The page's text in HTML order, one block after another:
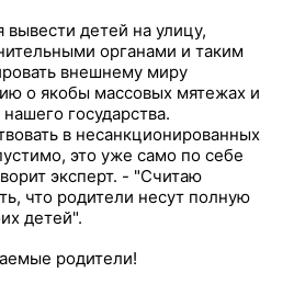
детей на улицу,
органами и таким
внешнему миру
о якобы массовых мятежах и
государства.
в несанкционированных
это уже само по себе
эксперт. - "Считаю
что родители несут полную
детей".
родители!